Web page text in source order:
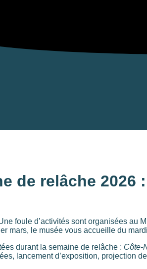
de relâche 2026 :
foule d’activités sont organisées au
mars, le musée vous accueille du
durant la semaine de relâche : Côte-
lancement d’exposition, projection